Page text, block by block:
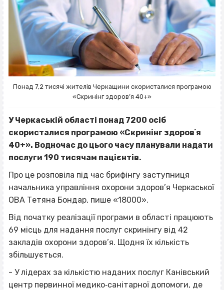
Понад 7,2 тисячі жителів Черкащини скористалися програмою
«Скринінг здоров’я 40+»
У Черкаській області понад 7200 осіб
скористалися програмою «Скринінг здоровʼя
40+». Водночас до цього часу планували надати
послуги 190 тисячам пацієнтів.
Про це розповіла під час брифінгу заступниця
начальника управління охорони здоров’я Черкаської
ОВА Тетяна Бондар, пише «18000».
Від початку реалізації програми в області працюють
69 місць для надання послуг скринінгу від 42
закладів охорони здоров’я. Щодня їх кількість
збільшується.
- У лідерах за кількістю наданих послуг Канівський
центр первинної медико‐санітарної допомоги, де